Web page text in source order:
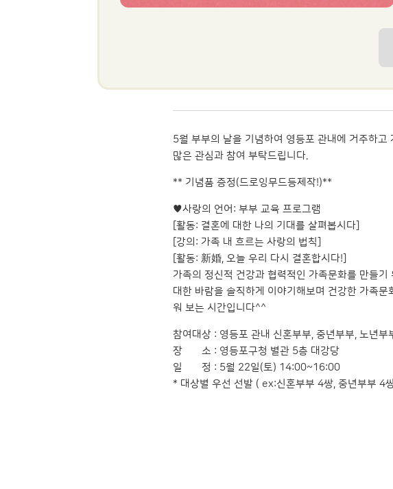
5월 부부의 날을 기념하여 영등포 관내에 거주하
많은 관심과 참여 부탁드립니다.
** 기념품 증정(드로잉무드등제작!)**
♥사랑의 언어: 부부 교육 프로그램
[활동: 결혼에 대한 나의 기대를 살펴봅시다]
[강의: 가족 내 흐르는 사랑의 법칙]
[활동: 新婚, 오늘 우리 다시 결혼합시다!]
가족의 정신적 건강과 협력적인 가족문화를 만들
대한 바람을 솔직하게 이야기해보며 건강한 가족
워 보는 시간입니다^^
참여대상 : 영등포 관내 신혼부부, 중년부부, 노년
장 소 : 영등포구청 별관 5층 대강당
일 정 : 5월 22일(토) 14:00~16:00
* 대상별 우선 선발 ( ex:신혼부부 4쌍, 중년부부 4